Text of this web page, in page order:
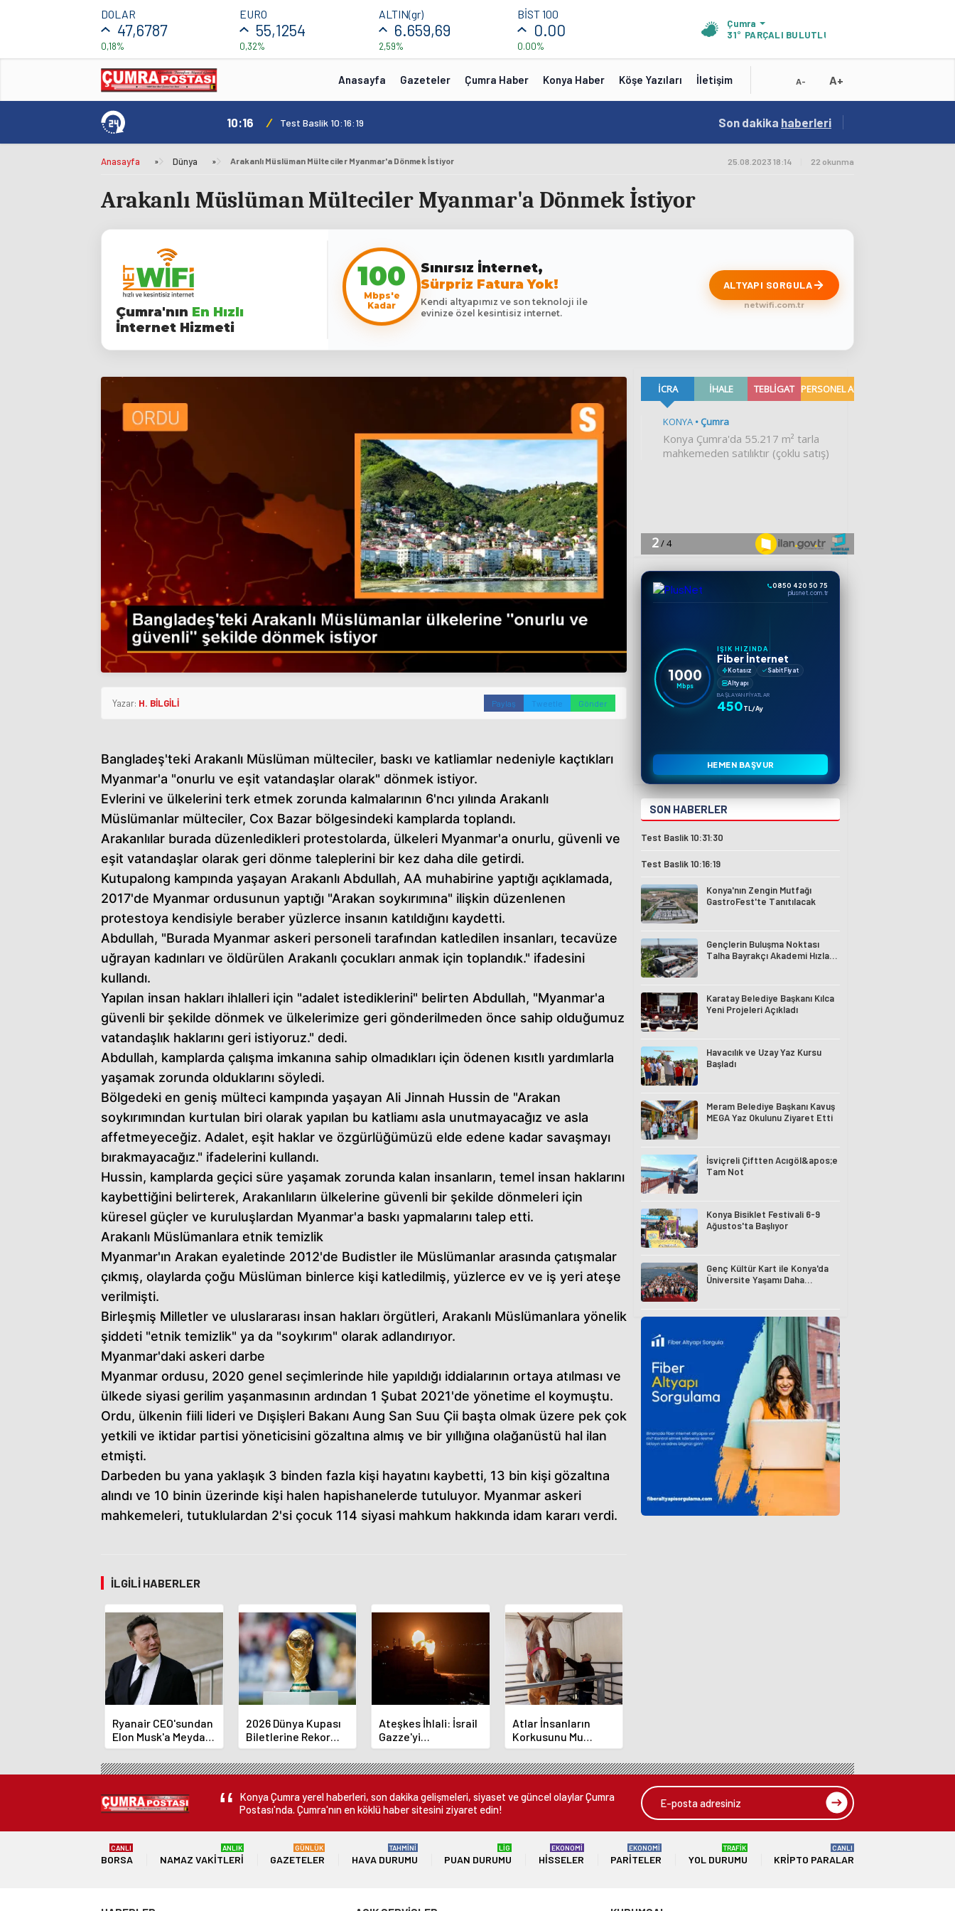
DOLAR
47,6787
0,18%
EURO
55,1254
0,32%
ALTIN(gr)
6.659,69
2,59%
BİST 100
0.00
0.00%
Çumra
31° PARÇALI BULUTLU
Anasayfa Gazeteler Çumra Haber Konya Haber Köşe Yazıları İletişim A- A+
10:16 / Test Baslik 10:16:19 19:01 / Konya'nın Zengin Mutfağı GastroFest'te
Son dakika haberleri
Anasayfa » Dünya » Arakanlı Müslüman Mülteciler Myanmar'a Dönmek İstiyor 25.08.2023 18:14 22 okunma
Arakanlı Müslüman Mülteciler Myanmar'a Dönmek İstiyor
Çumra'nın En Hızlı
İnternet Hizmeti
100
Mbps'e
Kadar
Sınırsız İnternet,
Sürpriz Fatura Yok!
Kendi altyapımız ve son teknoloji ile
evinize özel kesintisiz internet.
ALTYAPI SORGULA
netwifi.com.tr
Yazar: H. BİLGİLİ Paylaş Tweetle Gönder
Bangladeş'teki Arakanlı Müslüman mülteciler, baskı ve katliamlar nedeniyle kaçtıkları
Myanmar'a "onurlu ve eşit vatandaşlar olarak" dönmek istiyor.
Evlerini ve ülkelerini terk etmek zorunda kalmalarının 6'ncı yılında Arakanlı
Müslümanlar mülteciler, Cox Bazar bölgesindeki kamplarda toplandı.
Arakanlılar burada düzenledikleri protestolarda, ülkeleri Myanmar'a onurlu, güvenli ve
eşit vatandaşlar olarak geri dönme taleplerini bir kez daha dile getirdi.
Kutupalong kampında yaşayan Arakanlı Abdullah, AA muhabirine yaptığı açıklamada,
2017'de Myanmar ordusunun yaptığı "Arakan soykırımına" ilişkin düzenlenen
protestoya kendisiyle beraber yüzlerce insanın katıldığını kaydetti.
Abdullah, "Burada Myanmar askeri personeli tarafından katledilen insanları, tecavüze
uğrayan kadınları ve öldürülen Arakanlı çocukları anmak için toplandık." ifadesini
kullandı.
Yapılan insan hakları ihlalleri için "adalet istediklerini" belirten Abdullah, "Myanmar'a
güvenli bir şekilde dönmek ve ülkelerimize geri gönderilmeden önce sahip olduğumuz
vatandaşlık haklarını geri istiyoruz." dedi.
Abdullah, kamplarda çalışma imkanına sahip olmadıkları için ödenen kısıtlı yardımlarla
yaşamak zorunda olduklarını söyledi.
Bölgedeki en geniş mülteci kampında yaşayan Ali Jinnah Hussin de "Arakan
soykırımından kurtulan biri olarak yapılan bu katliamı asla unutmayacağız ve asla
affetmeyeceğiz. Adalet, eşit haklar ve özgürlüğümüzü elde edene kadar savaşmayı
bırakmayacağız." ifadelerini kullandı.
Hussin, kamplarda geçici süre yaşamak zorunda kalan insanların, temel insan haklarını
kaybettiğini belirterek, Arakanlıların ülkelerine güvenli bir şekilde dönmeleri için
küresel güçler ve kuruluşlardan Myanmar'a baskı yapmalarını talep etti.
Arakanlı Müslümanlara etnik temizlik
Myanmar'ın Arakan eyaletinde 2012'de Budistler ile Müslümanlar arasında çatışmalar
çıkmış, olaylarda çoğu Müslüman binlerce kişi katledilmiş, yüzlerce ev ve iş yeri ateşe
verilmişti.
Birleşmiş Milletler ve uluslararası insan hakları örgütleri, Arakanlı Müslümanlara yönelik
şiddeti "etnik temizlik" ya da "soykırım" olarak adlandırıyor.
Myanmar'daki askeri darbe
Myanmar ordusu, 2020 genel seçimlerinde hile yapıldığı iddialarının ortaya atılması ve
ülkede siyasi gerilim yaşanmasının ardından 1 Şubat 2021'de yönetime el koymuştu.
Ordu, ülkenin fiili lideri ve Dışişleri Bakanı Aung San Suu Çii başta olmak üzere pek çok
yetkili ve iktidar partisi yöneticisini gözaltına almış ve bir yıllığına olağanüstü hal ilan
etmişti.
Darbeden bu yana yaklaşık 3 binden fazla kişi hayatını kaybetti, 13 bin kişi gözaltına
alındı ve 10 binin üzerinde kişi halen hapishanelerde tutuluyor. Myanmar askeri
mahkemeleri, tutuklulardan 2'si çocuk 114 siyasi mahkum hakkında idam kararı verdi.
İLGILI HABERLER
Ryanair CEO'sundan
Elon Musk'a Meydan
Okuma
2026 Dünya Kupası
Biletlerine Rekor
Başvuru!
Ateşkes İhlali: İsrail
Gazze'yi
Bombalamaya
Devam Ediyor
Atlar İnsanların
Korkusunu Mu
Hissediyor? Yeni
Araştırma
0850 420 50 75
plusnet.com.tr
1000
Mbps
IŞIK HIZINDA
Fiber İnternet
Kotasız
Sabit Fiyat
Altyapı
BAŞLAYAN FIYATLAR
450TL/Ay
HEMEN BAŞVUR
SON HABERLER
Test Baslik 10:31:30
Test Baslik 10:16:19
Konya'nın Zengin Mutfağı
GastroFest'te Tanıtılacak
Gençlerin Buluşma Noktası
Talha Bayrakçı Akademi Hızla
Karatay Belediye Başkanı Kılca
Yeni Projeleri Açıkladı
Havacılık ve Uzay Yaz Kursu
Başladı
Meram Belediye Başkanı Kavuş
MEGA Yaz Okulunu Ziyaret Etti
İsviçreli Çiftten Acıgöl&apos;e
Tam Not
Konya Bisiklet Festivali 6-9
Ağustos'ta Başlıyor
Genç Kültür Kart ile Konya'da
Üniversite Yaşamı Daha
Konya Çumra yerel haberleri, son dakika gelişmeleri, siyaset ve güncel olaylar Çumra
Postası'nda. Çumra'nın en köklü haber sitesini ziyaret edin!
BORSA
CANLI
NAMAZ VAKITLERI
ANLIK
GAZETELER
GÜNLÜK
HAVA DURUMU
TAHMİNİ
PUAN DURUMU
LİG
HISSELER
EKONOMİ
PARITELER
EKONOMİ
YOL DURUMU
TRAFİK
KRIPTO PARALAR
CANLI